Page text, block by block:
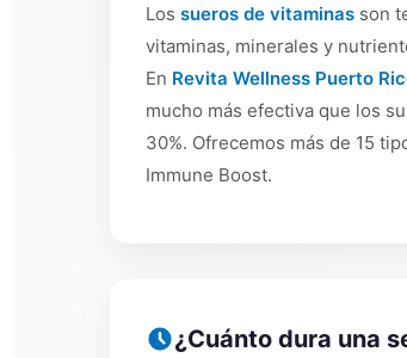
Los sueros de vitaminas son
vitaminas, minerales y
En Revita Wellness Puerto
mucho más efectiva que los
30%. Ofrecemos más de 15
Immune Boost.
¿Cuánto dura una